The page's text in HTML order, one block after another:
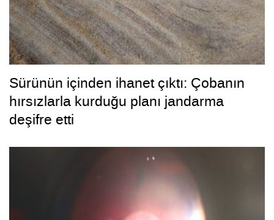
Sürünün içinden ihanet çıktı: Çobanın
hırsızlarla kurduğu planı jandarma
deşifre etti